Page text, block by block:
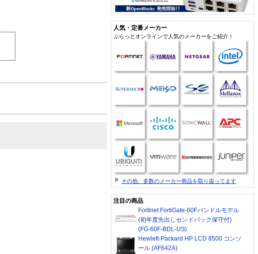
人気・定番メーカー
ぷらっとオンラインで人気のメーカーをご紹介！
その他、多数のメーカー商品を取り扱ってます
注目の商品
Fortinet FortiGate-60Fバンドルモデル
(初年度先出しセンドバック保守付)
(FG-60F-BDL-US)
Hewlett-Packard HP LCD 8500 コンソ
ール (AF642A)